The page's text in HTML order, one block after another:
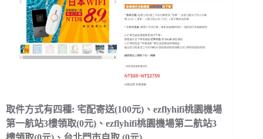
取件方式有四種: 宅配寄送(100元)、ezflyhifi桃園機場
第一航站3樓領取(0元)、ezflyhifi桃園機場第二航站3